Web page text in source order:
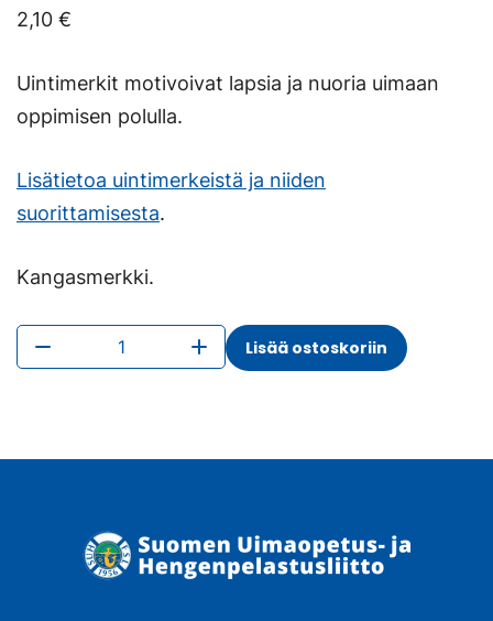
2,10 €
Uintimerkit motivoivat lapsia ja nuoria uimaan
oppimisen polulla.
Lisätietoa uintimerkeistä ja niiden
suorittamisesta.
Kangasmerkki.
Harrastusmerkki
/
Lisää ostoskoriin